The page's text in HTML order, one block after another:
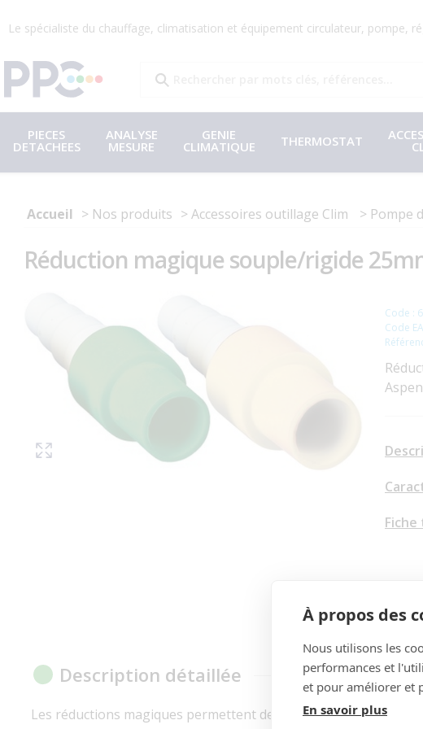
Le spécialiste du chauffage, climatisation et équipement circulateur, pompe,
PIECES
DETACHEES
ANALYSE
MESURE
GENIE
CLIMATIQUE THERMOSTAT
Accueil Nos produits Accessoires outillage Clim Pompe
Réduction magique souple/rigide
Code :
Code
Description détaillée
Les réductions magiques permettent de relier des évacuations
À propos des
Nous utilisons les
performances et
et pour améliorer et
En savoir plus